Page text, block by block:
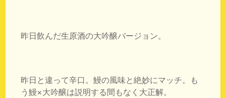
昨日飲んだ生原酒の大吟醸バージョン。
昨日と違って辛口。鰻の風味と絶妙にマッチ。も
う鰻×大吟醸は説明する間もなく大正解。